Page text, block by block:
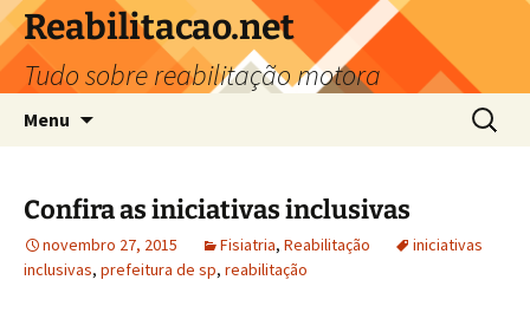
Reabilitacao.net
Tudo sobre reabilitação motora
Menu
conteúdo
por:
Confira as iniciativas inclusivas
novembro 27, 2015 Fisiatria, Reabilitação
iniciativas
inclusivas, prefeitura de sp, reabilitação